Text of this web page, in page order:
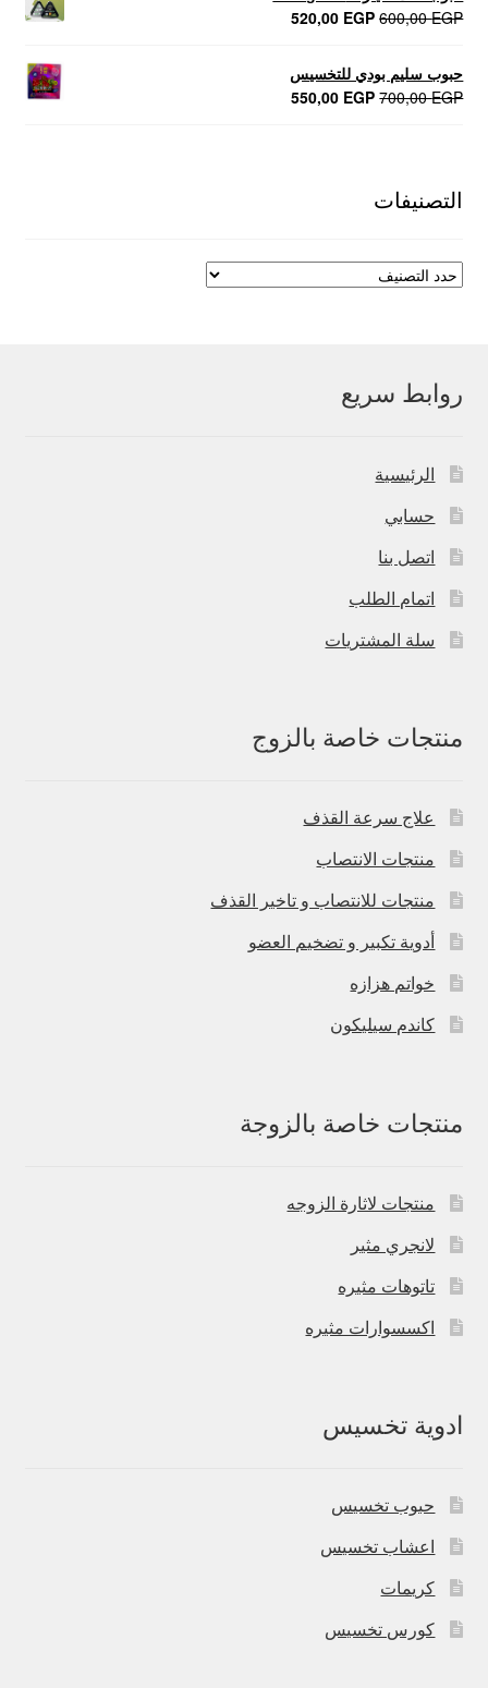
600,00EGP
السعر
600,00 EGP.
520,00 EGP
السعر
520,00 EGP.
حبوب سليم بودي للتخسيس
700,00EGP
السعر550,00 EGP
السعر
التصنيفات
روابط سريع
الرئيسية
حسابي
اتصل بنا
اتمام الطلب
سلة المشتريات
منتجات خاصة بالزوج
علاج سرعة القذف
منتجات الانتصاب
منتجات للانتصاب و تاخير القذف
أدوية تكبير و تضخيم العضو
خواتم هزازه
كاندم سيليكون
منتجات خاصة بالزوجة
منتجات لاثارة الزوجه
لانجري مثير
تاتوهات مثيره
اكسسوارات مثيره
ادوية تخسيس
حبوب تخسيس
اعشاب تخسيس
كريمات
كورس تخسيس